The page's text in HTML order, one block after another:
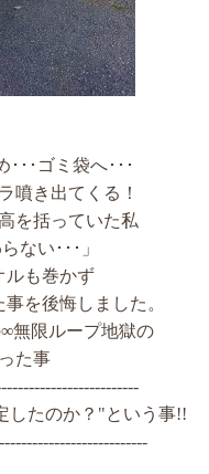
･･･ゴミ袋へ･･･
噴き出てくる！
を括っていた私
ない･･･」
ルも巻かず
を後悔しました。
無限ループ地獄の
た事
したのか？"という事!!